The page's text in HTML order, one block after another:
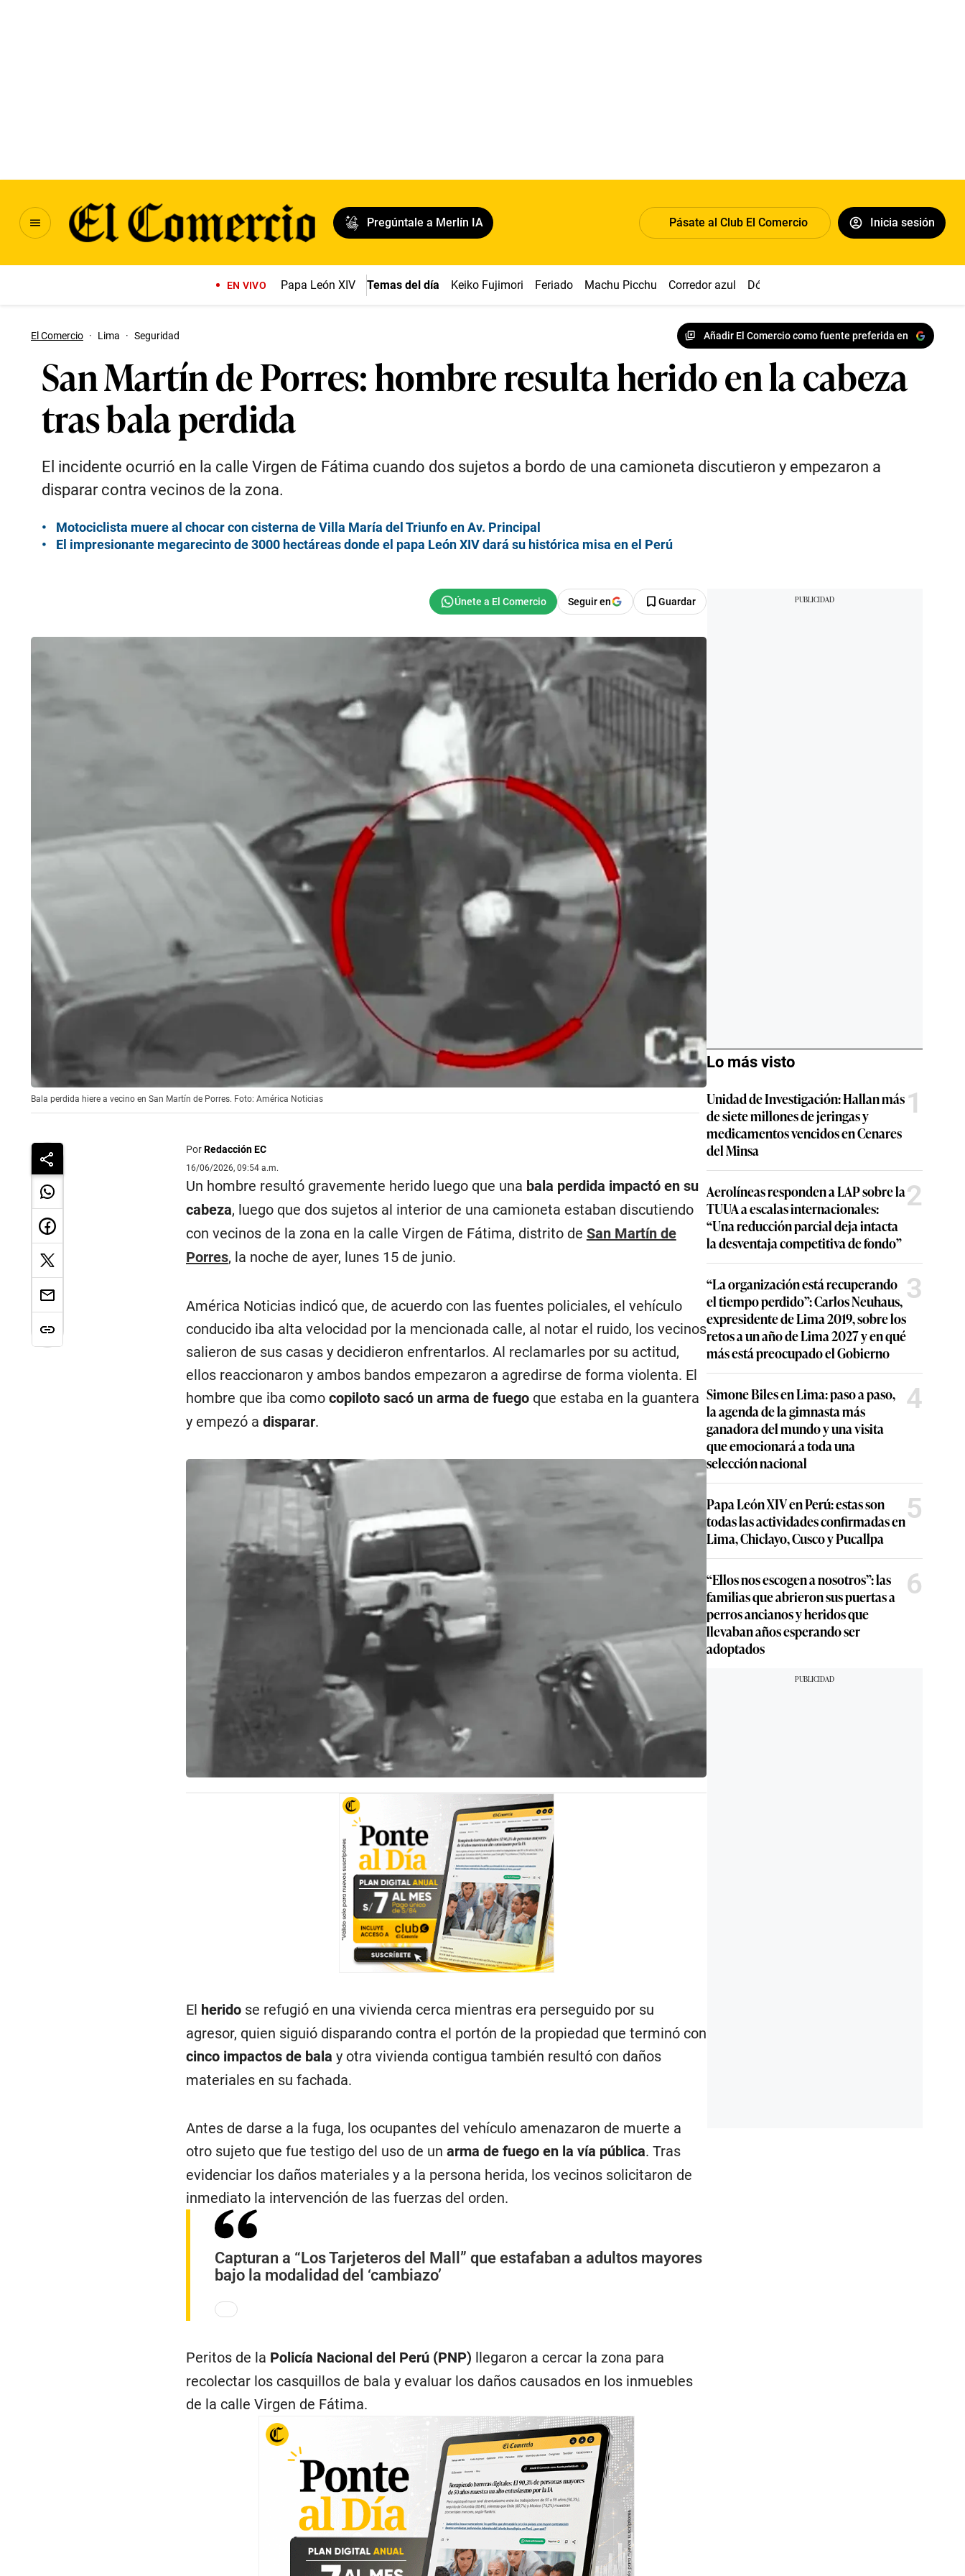
Pregúntale a Merlín IA Pásate al Club El Comercio Inicia sesión
EN VIVO Papa León XIV Temas del día Keiko Fujimori Feriado Machu Picchu Corredor azul Dólar
El Comercio · Lima · Seguridad Añadir El Comercio como fuente preferida en
San Martín de Porres: hombre resulta herido en la cabeza
tras bala perdida
El incidente ocurrió en la calle Virgen de Fátima cuando dos sujetos a bordo de una camioneta discutieron y empezaron a
disparar contra vecinos de la zona.
Motociclista muere al chocar con cisterna de Villa María del Triunfo en Av. Principal
El impresionante megarecinto de 3000 hectáreas donde el papa León XIV dará su histórica misa en el Perú
Seguir en Guardar
Bala perdida hiere a vecino en San Martín de Porres. Foto: América Noticias
PorRedacción EC
16/06/2026, 09:54 a.m.
Un hombre resultó gravemente herido luego que una bala perdida impactó en su
cabeza, luego que dos sujetos al interior de una camioneta estaban discutiendo
con vecinos de la zona en la calle Virgen de Fátima, distrito de San Martín de
Porres, la noche de ayer, lunes 15 de junio.
América Noticias indicó que, de acuerdo con las fuentes policiales, el vehículo
conducido iba alta velocidad por la mencionada calle, al notar el ruido, los vecinos
salieron de sus casas y decidieron enfrentarlos. Al reclamarles por su actitud,
ellos reaccionaron y ambos bandos empezaron a agredirse de forma violenta. El
hombre que iba como copiloto sacó un arma de fuegoque estaba en la guantera
y empezó a disparar.
El herido se refugió en una vivienda cerca mientras era perseguido por su
agresor, quien siguió disparando contra el portón de la propiedad que terminó con
cinco impactos de bala y otra vivienda contigua también resultó con daños
materiales en su fachada.
Antes de darse a la fuga, los ocupantes del vehículo amenazaron de muerte a
otro sujeto que fue testigo del uso de un arma de fuego en la vía pública. Tras
evidenciar los daños materiales y a la persona herida, los vecinos solicitaron de
inmediato la intervención de las fuerzas del orden.
Capturan a “Los Tarjeteros del Mall” que estafaban a adultos mayores
bajo la modalidad del ‘cambiazo’
Peritos de la Policía Nacional del Perú (PNP) llegaron a cercar la zona para
recolectar los casquillos de bala y evaluar los daños causados en los inmuebles
de la calle Virgen de Fátima.
Lo más visto
Unidad de Investigación: Hallan más
de siete millones de jeringas y
medicamentos vencidos en Cenares
del Minsa
1
Aerolíneas responden a LAP sobre la
TUUA a escalas internacionales:
“Una reducción parcial deja intacta
la desventaja competitiva de fondo”
2
“La organización está recuperando
el tiempo perdido”: Carlos Neuhaus,
expresidente de Lima 2019, sobre los
retos a un año de Lima 2027 y en qué
más está preocupado el Gobierno
3
Simone Biles en Lima: paso a paso,
la agenda de la gimnasta más
ganadora del mundo y una visita
que emocionará a toda una
selección nacional
4
Papa León XIV en Perú: estas son
todas las actividades confirmadas en
Lima, Chiclayo, Cusco y Pucallpa
5
“Ellos nos escogen a nosotros”: las
familias que abrieron sus puertas a
perros ancianos y heridos que
llevaban años esperando ser
adoptados
6